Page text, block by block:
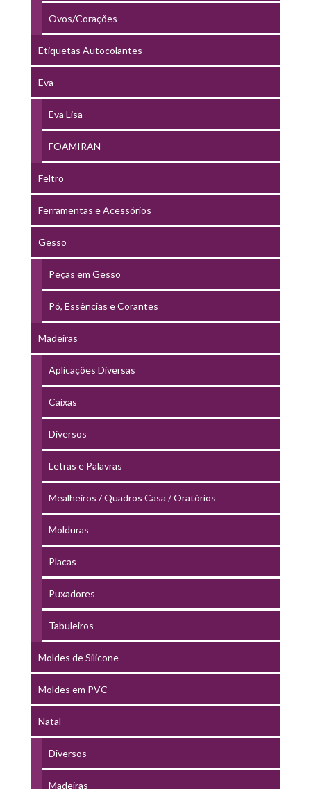
Ovos/Corações
Etiquetas Autocolantes
Eva
Eva Lisa
FOAMIRAN
Feltro
Ferramentas e Acessórios
Gesso
Peças em Gesso
Pó, Essências e Corantes
Madeiras
Aplicações Diversas
Caixas
Diversos
Letras e Palavras
Mealheiros / Quadros Casa / Oratórios
Molduras
Placas
Puxadores
Tabuleiros
Moldes de Silicone
Moldes em PVC
Natal
Diversos
Madeiras